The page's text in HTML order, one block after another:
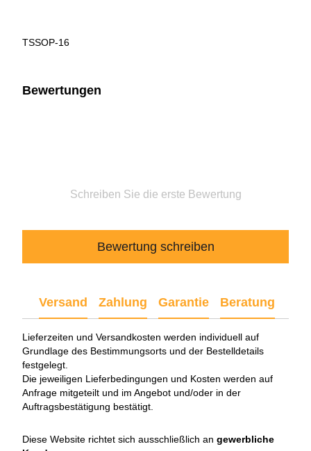
TSSOP-16
Bewertungen
Schreiben Sie die erste Bewertung
Bewertung schreiben
Versand Zahlung Garantie Beratung
Lieferzeiten und Versandkosten werden individuell auf
Grundlage des Bestimmungsorts und der Bestelldetails
festgelegt.
Die jeweiligen Lieferbedingungen und Kosten werden auf
Anfrage mitgeteilt und im Angebot und/oder in der
Auftragsbestätigung bestätigt.
Diese Website richtet sich ausschließlich an gewerbliche